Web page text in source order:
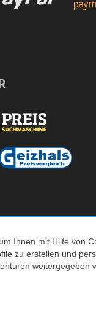
um Ihnen mit Hilfe von
zu erstellen und